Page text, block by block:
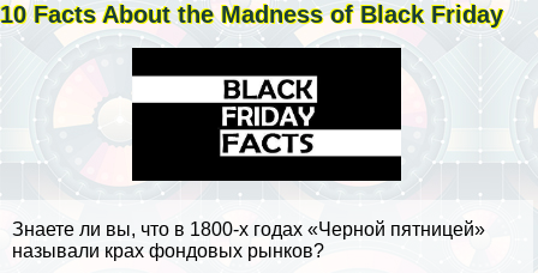
10 Facts About the Madness of Black Friday
Знаете ли вы, что в 1800-х годах «Черной пятницей»
называли крах фондовых рынков?